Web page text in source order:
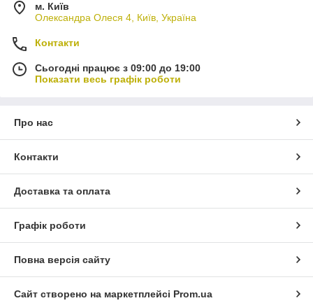
м. Київ
Олександра Олеся 4, Київ, Україна
Контакти
Сьогодні працює з 09:00 до 19:00
Показати весь графік роботи
Про нас
Контакти
Доставка та оплата
Графік роботи
Повна версія сайту
Сайт створено на маркетплейсі Prom.ua